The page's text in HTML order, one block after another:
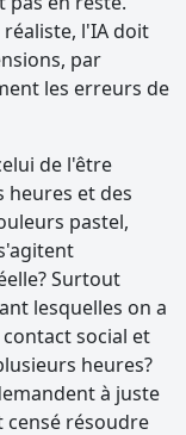
l'IA doit
par
les erreurs de
de l'être
heures et des
pastel,
Surtout
lesquelles on a
social et
heures?
à juste
censé résoudre